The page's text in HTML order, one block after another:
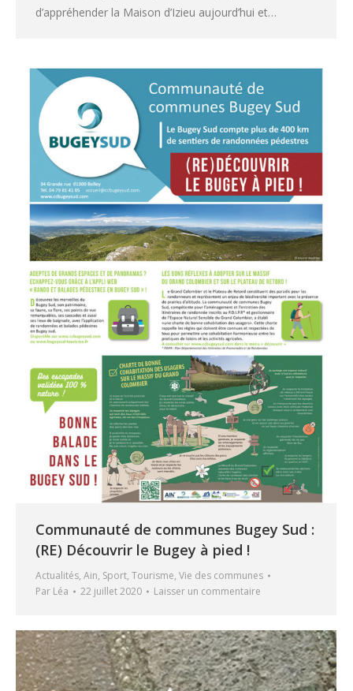
d’appréhender la Maison d’Izieu aujourd’hui et…
Communauté de communes Bugey Sud :
(RE) Découvrir le Bugey à pied !
Actualités, Ain, Sport, Tourisme, Vie des communes
Par Léa 22 juillet 2020 Laisser un commentaire